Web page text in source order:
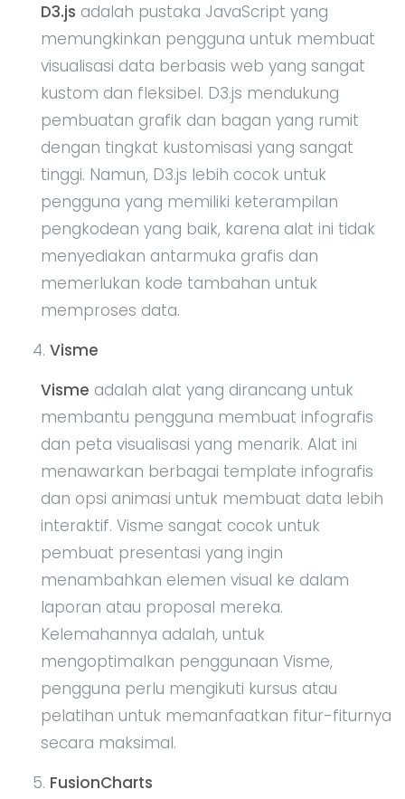
D3.js adalah pustaka JavaScript yang
memungkinkan pengguna untuk membuat
visualisasi data berbasis web yang sangat
kustom dan fleksibel. D3.js mendukung
pembuatan grafik dan bagan yang rumit
dengan tingkat kustomisasi yang sangat
tinggi. Namun, D3.js lebih cocok untuk
pengguna yang memiliki keterampilan
pengkodean yang baik, karena alat ini tidak
menyediakan antarmuka grafis dan
memerlukan kode tambahan untuk
memproses data.
Visme
Visme adalah alat yang dirancang untuk
membantu pengguna membuat infografis
dan peta visualisasi yang menarik. Alat ini
menawarkan berbagai template infografis
dan opsi animasi untuk membuat data lebih
interaktif. Visme sangat cocok untuk
pembuat presentasi yang ingin
menambahkan elemen visual ke dalam
laporan atau proposal mereka.
Kelemahannya adalah, untuk
mengoptimalkan penggunaan Visme,
pengguna perlu mengikuti kursus atau
pelatihan untuk memanfaatkan fitur-fiturnya
secara maksimal.
FusionCharts